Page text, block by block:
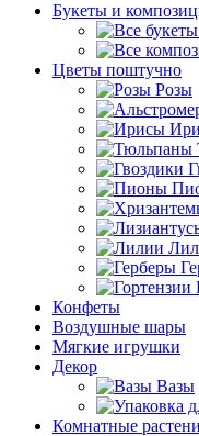
Букеты и
Цветы поштучно
Розы
Конфеты
Воздушные шары
Мягкие игрушки
Декор
Вазы
Комнатные